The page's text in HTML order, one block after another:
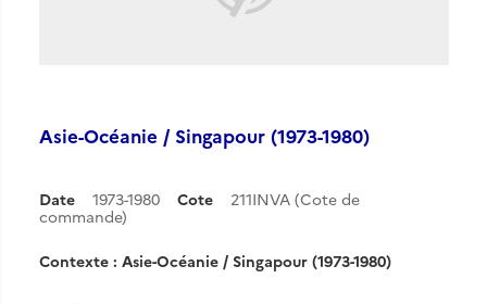
Asie-Océanie / Singapour (1973-1980)
Date 1973-1980 Cote
211INVA (Cote de
commande)
Contexte : Asie-Océanie / Singapour (1973-1980)